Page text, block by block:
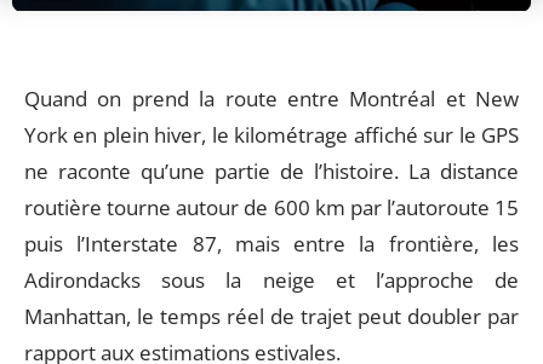
Quand on prend la route entre Montréal et New
York en plein hiver, le kilométrage affiché sur le GPS
ne raconte qu’une partie de l’histoire. La distance
routière tourne autour de 600 km par l’autoroute 15
puis l’Interstate 87, mais entre la frontière, les
Adirondacks sous la neige et l’approche de
Manhattan, le temps réel de trajet peut doubler par
rapport aux estimations estivales.